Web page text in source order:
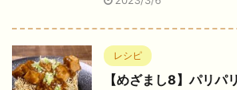
レシピ
【めざまし8】パリパ